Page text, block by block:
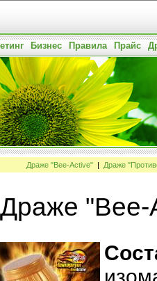
Бизнес Правила Прайс
Драже "Bee-Active" | Драже
Драже "Bee-